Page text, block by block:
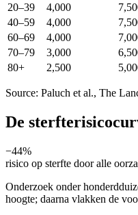
20–39
4,000
40–59
4,000
60–69
4,000
70–79
3,000
80+
2,500
Source: Paluch et al., The
De
−44%
risico op sterfte door alle
Onderzoek onder
hoogte; daarna vlakken de